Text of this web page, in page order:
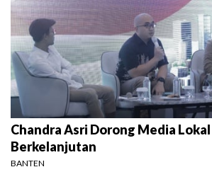
Chandra Asri Dorong Media
Berkelanjutan
BANTEN